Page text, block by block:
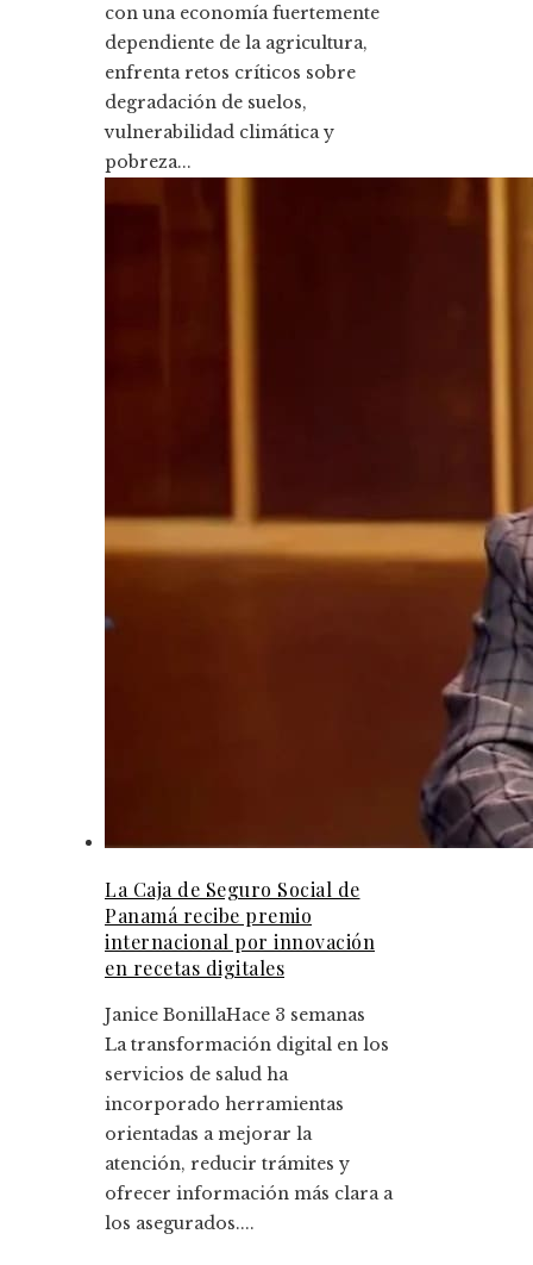
con una economía fuertemente
dependiente de la agricultura,
enfrenta retos críticos sobre
degradación de suelos,
vulnerabilidad climática y
pobreza...
La Caja de Seguro Social de
Panamá recibe premio
internacional por innovación
en recetas digitales
Janice BonillaHace 3 semanas
La transformación digital en los
servicios de salud ha
incorporado herramientas
orientadas a mejorar la
atención, reducir trámites y
ofrecer información más clara a
los asegurados....